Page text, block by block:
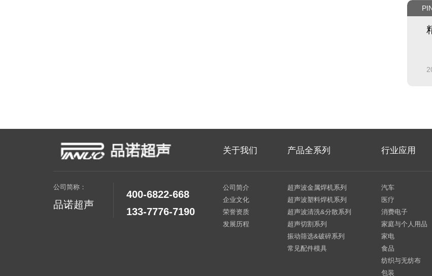
公司简称：
品诺超声
400-6822-668
133-7776-7190
关于我们
公司简介
企业文化
荣誉资质
发展历程
产品全系列
超声波金属焊机系列
超声波塑料焊机系列
超声波清洗&分散系列
超声切割系列
振动筛选&破碎系列
常见配件模具
行业应用
汽车
医疗
消费电子
家庭与个人用品
家电
食品
纺织与无纺布
包装